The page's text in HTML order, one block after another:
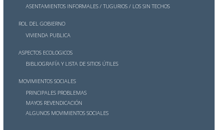
ASENTAMIENTOS INFORMALES / TUGURIOS / LOS SIN TECHOS
ROL DEL GOBIERNO
VIVIENDA PUBLICA
ASPECTOS ECOLOGICOS
BIBLIOGRAFÍA Y LISTA DE SITIOS ÚTILES
MOVIMIENTOS SOCIALES
PRINCIPALES PROBLEMAS
MAYOS REVENDICACIÓN
ALGUNOS MOVIMIENTOS SOCIALES